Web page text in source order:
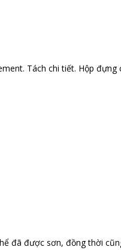
Tách chi tiết. Hộp đựng
đã được sơn, đồng thời